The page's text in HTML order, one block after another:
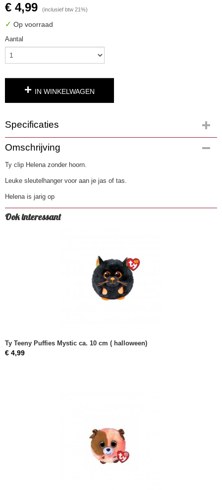
€ 4,99 (inclusief btw 21%)
✓ Op voorraad
Aantal
IN WINKELWAGEN
Specificaties
Productcode
4880
EAN code
Omschrijving
Ty clip Helena zonder hoorn.
Leuke sleutelhanger voor aan je jas of tas.
Helena is jarig op
Ook interessant
Ty Teeny Puffies Mystic ca. 10 cm ( halloween)
€ 4,99